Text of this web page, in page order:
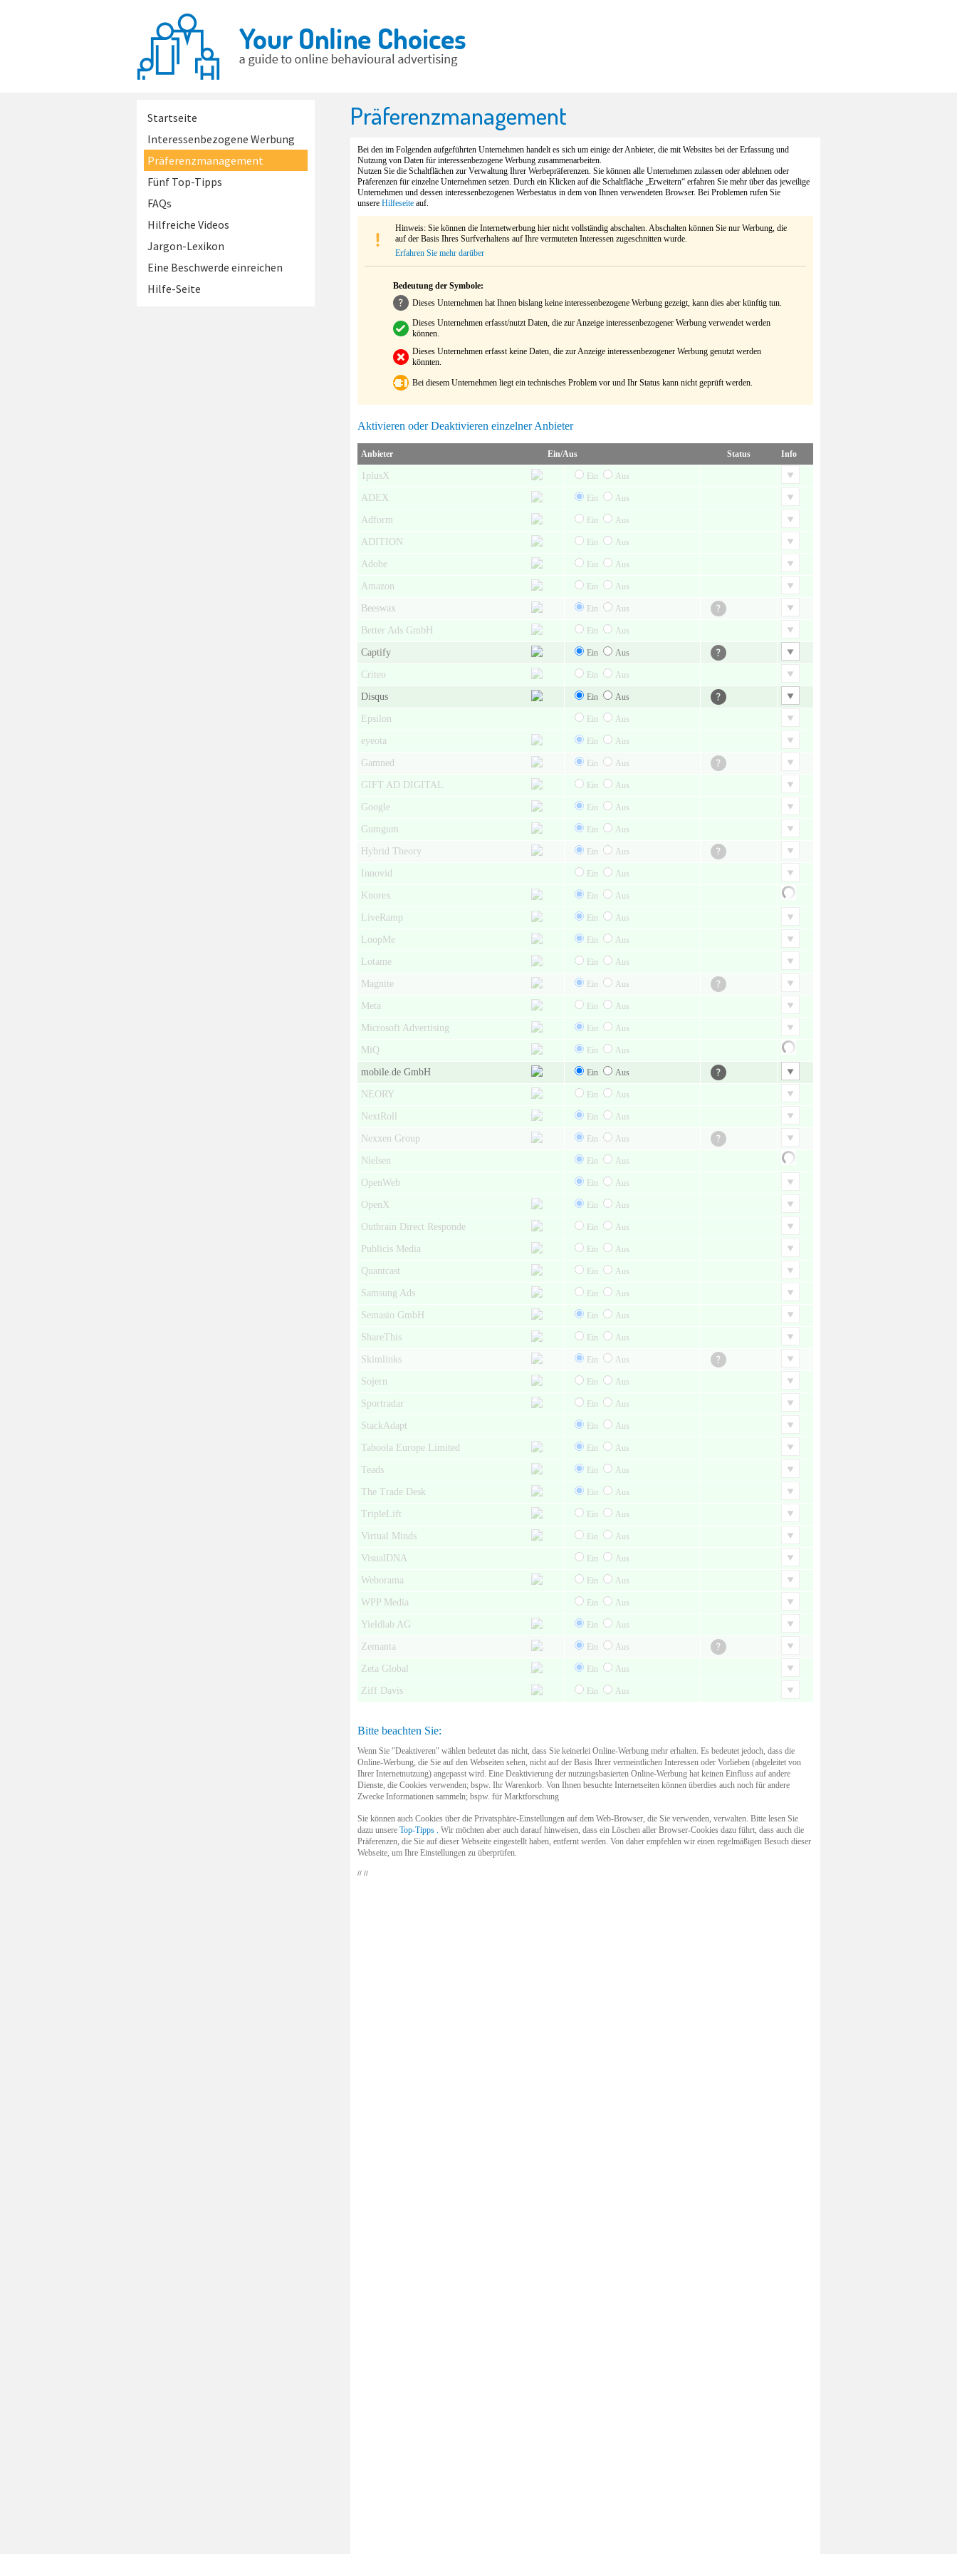
Startseite
Interessenbezogene Werbung
Präferenzmanagement
Fünf Top-Tipps
FAQs
Hilfreiche Videos
Jargon-Lexikon
Eine Beschwerde einreichen
Hilfe-Seite
Präferenzmanagement
Bei den im Folgenden aufgeführten Unternehmen handelt es sich um einige der Anbieter, die mit Websites bei der Erfassung und
Nutzung von Daten für interessenbezogene Werbung zusammenarbeiten.
Nutzen Sie die Schaltflächen zur Verwaltung Ihrer Werbepräferenzen. Sie können alle Unternehmen zulassen oder ablehnen oder
Präferenzen für einzelne Unternehmen setzen. Durch ein Klicken auf die Schaltfläche „Erweitern“ erfahren Sie mehr über das jeweilige
Unternehmen und dessen interessenbezogenen Werbestatus in dem von Ihnen verwendeten Browser. Bei Problemen rufen Sie
unsere Hilfeseite auf.
Hinweis: Sie können die Internetwerbung hier nicht vollständig abschalten. Abschalten können Sie nur Werbung, die
auf der Basis Ihres Surfverhaltens auf Ihre vermuteten Interessen zugeschnitten wurde.
Erfahren Sie mehr darüber
Bedeutung der Symbole:
Dieses Unternehmen hat Ihnen bislang keine interessenbezogene Werbung gezeigt, kann dies aber künftig tun.
Dieses Unternehmen erfasst/nutzt Daten, die zur Anzeige interessenbezogener Werbung verwendet werden
können.
Dieses Unternehmen erfasst keine Daten, die zur Anzeige interessenbezogener Werbung genutzt werden
könnten.
Bei diesem Unternehmen liegt ein technisches Problem vor und Ihr Status kann nicht geprüft werden.